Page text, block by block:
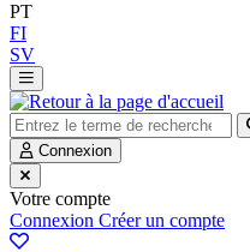
PT
FI
SV
Connexion
Votre compte
Connexion Créer un compte